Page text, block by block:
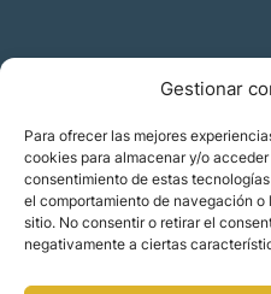
Gestionar
Para ofrecer las mejores
cookies para almacenar y/o
consentimiento de estas
el comportamiento de navegación
sitio. No consentir o retirar el
negativamente a ciertas
Residencia
Migración
Colabora